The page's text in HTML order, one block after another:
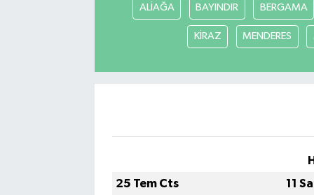
ALİAĞA BAYINDIR BERGAMA
KİRAZ MENDERES
25 Tem Cts
11